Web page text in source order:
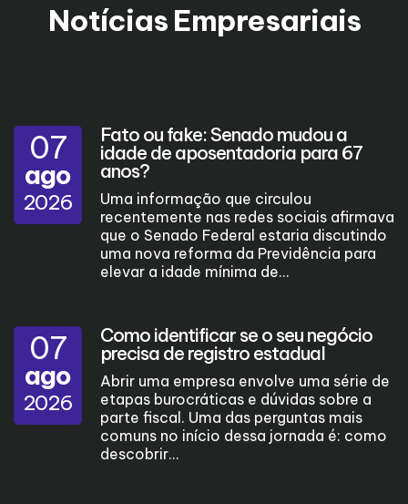
Notícias Empresariais
07
ago
2026
Fato ou fake: Senado mudou a
idade de aposentadoria para 67
anos?
Uma informação que circulou
recentemente nas redes sociais afirmava
que o Senado Federal estaria discutindo
uma nova reforma da Previdência para
elevar a idade mínima de...
07
ago
2026
Como identificar se o seu negócio
precisa de registro estadual
Abrir uma empresa envolve uma série de
etapas burocráticas e dúvidas sobre a
parte fiscal. Uma das perguntas mais
comuns no início dessa jornada é: como
descobrir...